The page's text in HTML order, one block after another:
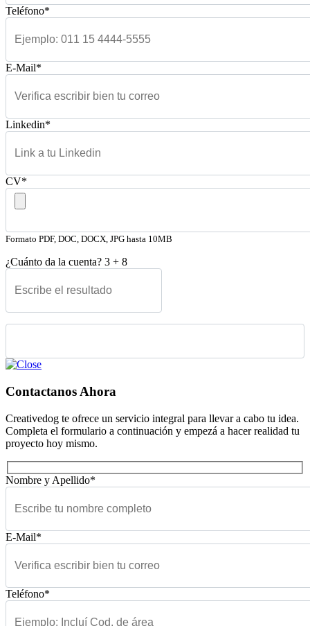
Teléfono*
E-Mail*
Linkedin*
CV*
Formato PDF, DOC, DOCX, JPG hasta 10MB
¿Cuánto da la cuenta? 3 + 8
Please leave this field empty.
Contactanos Ahora
Creativedog te ofrece un servicio integral para llevar a cabo tu idea.
Completa el formulario a continuación y empezá a hacer realidad tu
proyecto hoy mismo.
Nombre y Apellido*
E-Mail*
Teléfono*